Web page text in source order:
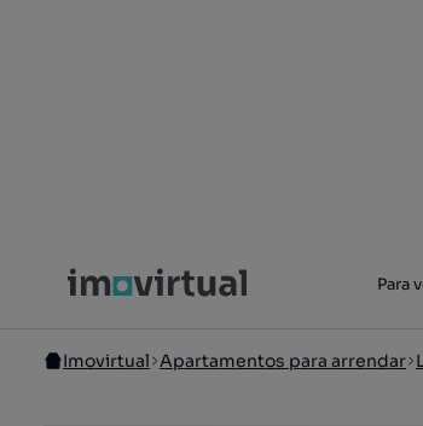
Para
Imovirtual Apartamentos para arrendar